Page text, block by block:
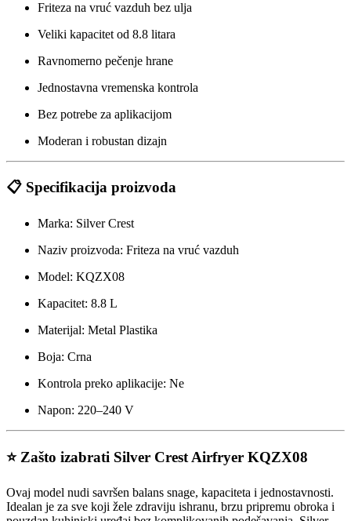
Friteza na vruć vazduh bez ulja
Veliki kapacitet od 8.8 litara
Ravnomerno pečenje hrane
Jednostavna vremenska kontrola
Bez potrebe za aplikacijom
Moderan i robustan dizajn
📋 Specifikacija proizvoda
Marka: Silver Crest
Naziv proizvoda: Friteza na vruć vazduh
Model: KQZX08
Kapacitet: 8.8 L
Materijal: Metal Plastika
Boja: Crna
Kontrola preko aplikacije: Ne
Napon: 220–240 V
⭐ Zašto izabrati Silver Crest Airfryer KQZX08
Ovaj model nudi savršen balans snage, kapaciteta i jednostavnosti.
Idealan je za sve koji žele zdraviju ishranu, brzu pripremu obroka i